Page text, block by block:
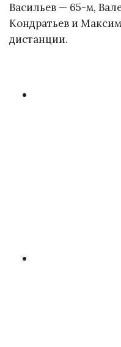
Васильев — 65-м,
Кондратьев и
дистанции.